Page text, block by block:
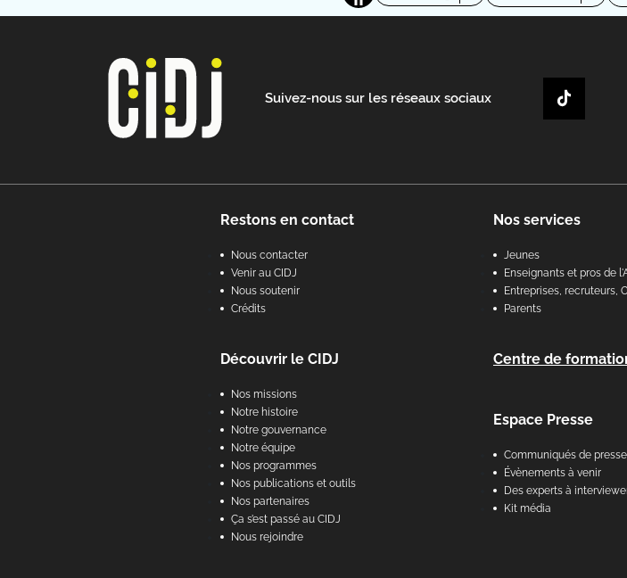
Suivez-nous sur les réseaux sociaux
Restons en contact
Nous contacter
Venir au CIDJ
Nous soutenir
Crédits
Découvrir le CIDJ
Nos missions
Notre histoire
Notre gouvernance
Notre équipe
Nos programmes
Nos publications et outils
Nos partenaires
Ça s’est passé au CIDJ
Nous rejoindre
Nos services
Jeunes
Enseignants et pros de
Entreprises, recruteurs,
Parents
Centre de
Espace Presse
Communiqués de presse
Évènements à venir
Des experts à
Kit média